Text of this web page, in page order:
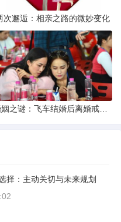
次邂逅：相亲之路的微妙变化
择：主动关切与未来规划